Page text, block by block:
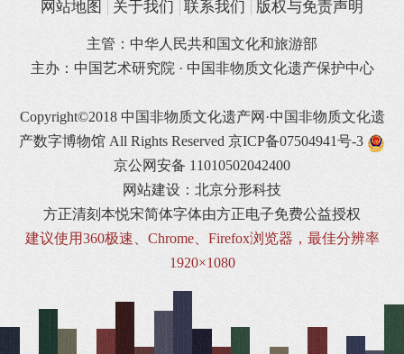
网站地图 关于我们 联系我们 版权与免责声明
主管：中华人民共和国文化和旅游部
主办：中国艺术研究院 · 中国非物质文化遗产保护中心
Copyright©2018 中国非物质文化遗产网·中国非物质文化遗
产数字博物馆 All Rights Reserved 京ICP备07504941号-3
京公网安备 11010502042400
网站建设：北京分形科技
方正清刻本悦宋简体字体由方正电子免费公益授权
建议使用360极速、Chrome、Firefox浏览器，最佳分辨率
1920×1080